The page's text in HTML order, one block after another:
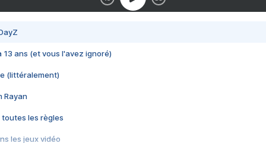
13 ans (et vous l'avez ignoré)
(littéralement)
Rayan
toutes les règles
les jeux vidéo